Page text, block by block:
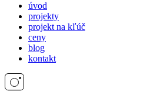
úvod
projekty
projekt na kľúč
ceny
blog
kontakt